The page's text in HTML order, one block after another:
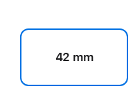
42 mm